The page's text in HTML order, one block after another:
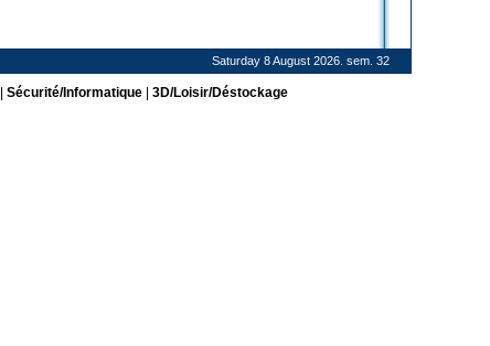
Saturday 8 August 2026. sem. 32
Sécurité/Informatique| 3D/Loisir/Déstockage